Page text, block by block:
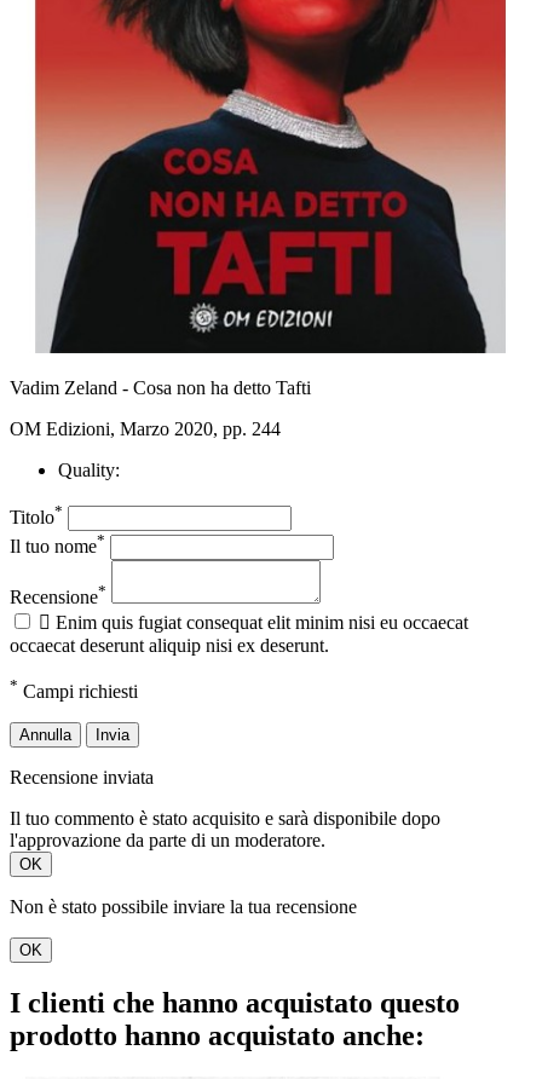
Vadim Zeland - Cosa non ha detto Tafti
OM Edizioni, Marzo 2020, pp. 244
Quality:
Titolo*
Il tuo nome*
Recensione*
 Enim quis fugiat consequat elit minim nisi eu occaecat
occaecat deserunt aliquip nisi ex deserunt.
* Campi richiesti
Annulla Invia
Recensione inviata
Il tuo commento è stato acquisito e sarà disponibile dopo
l'approvazione da parte di un moderatore.
OK
Non è stato possibile inviare la tua recensione
OK
I clienti che hanno acquistato questo
prodotto hanno acquistato anche: